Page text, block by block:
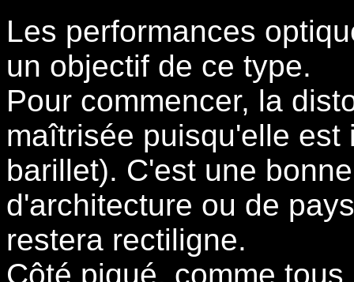
Les performances
un objectif de ce type.
Pour commencer, la
maîtrisée puisqu'elle
barillet). C'est une
d'architecture ou de
restera rectiligne.
Côté piqué, comme